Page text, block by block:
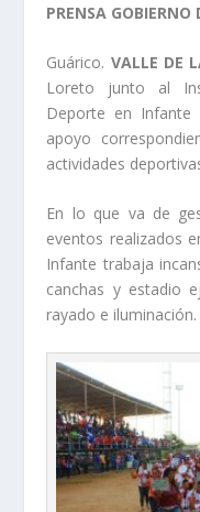
PRENSA GOBIERNO
Guárico. VALLE DE
Loreto junto al
Deporte en Infante
apoyo
actividades
En lo que va de
eventos realizados
Infante trabaja
canchas y estadio
rayado e iluminación.